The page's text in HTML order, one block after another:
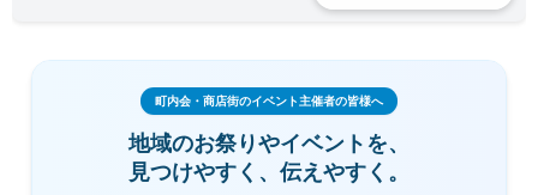
町内会・商店街のイベント主催者の皆様へ
地域のお祭りやイベントを、
見つけやすく、伝えやすく。